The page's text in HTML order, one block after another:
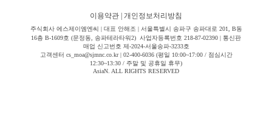
이용약관 개인정보처리방침
주식회사 에스제이엠엔씨 | 대표 안해조 | 서울특별시 송파구 송파대로 201, B동
16층 B-1609호 (문정동, 송파테라타워2) 사업자등록번호 218-87-02390 | 통신판
매업 신고번호 제-2024-서울송파-3233호
고객센터 cs_moa@sjmnc.co.kr | 02-400-6036 (평일 10:00~17:00 / 점심시간
12:30~13:30 / 주말 및 공휴일 휴무)
AsiaN. ALL RIGHTS RESERVED